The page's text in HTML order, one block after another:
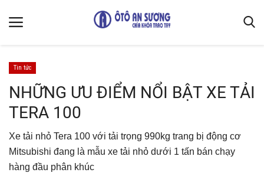
Trang chủ
Liên hệ
Kiến Thức Xe
Quy định chung & bảo mật thông tin
Giới thiệu
Tin tức
NHỮNG ƯU ĐIỂM NỔI BẬT XE TẢI
TERA 100
Xe tải nhỏ Tera 100 với tải trọng 990kg trang bị động cơ
Mitsubishi đang là mẫu xe tải nhỏ dưới 1 tấn bán chạy
hàng đầu phân khúc